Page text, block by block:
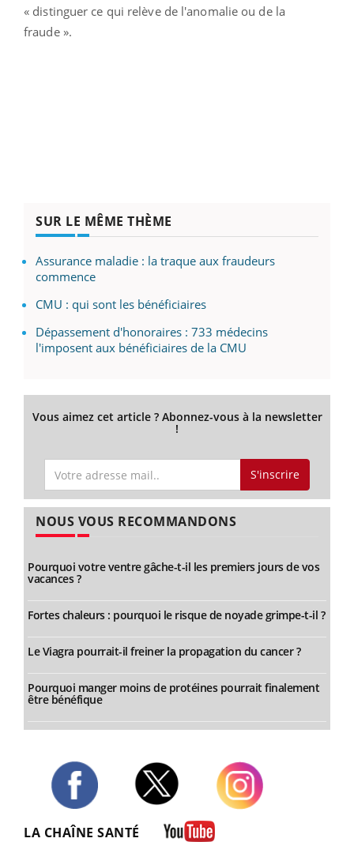
« distinguer ce qui relève de l'anomalie ou de la
fraude ».
SUR LE MÊME THÈME
Assurance maladie : la traque aux fraudeurs
commence
CMU : qui sont les bénéficiaires
Dépassement d'honoraires : 733 médecins
l'imposent aux bénéficiaires de la CMU
Vous aimez cet article ? Abonnez-vous à la newsletter
!
S'inscrire
NOUS VOUS RECOMMANDONS
Pourquoi votre ventre gâche-t-il les premiers jours de vos
vacances ?
Fortes chaleurs : pourquoi le risque de noyade grimpe-t-il ?
Le Viagra pourrait-il freiner la propagation du cancer ?
Pourquoi manger moins de protéines pourrait finalement
être bénéfique
LA CHAÎNE SANTÉ